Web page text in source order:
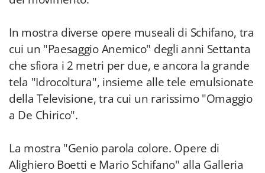
In mostra diverse opere museali di Schifano, tra
cui un "Paesaggio Anemico" degli anni Settanta
che sfiora i 2 metri per due, e ancora la grande
tela "Idrocoltura", insieme alle tele emulsionate
della Televisione, tra cui un rarissimo "Omaggio
a De Chirico".
La mostra "Genio parola colore. Opere di
Alighiero Boetti e Mario Schifano" alla Galleria